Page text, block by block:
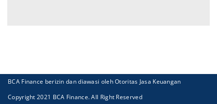
BCA Finance berizin dan diawasi oleh Otoritas Jasa Keuangan
Copyright 2021 BCA Finance. All Right Reserved